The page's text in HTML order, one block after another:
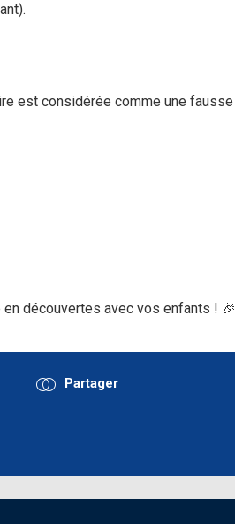
est considérée comme une fausse
découvertes avec vos enfants ! 🎉
Partager